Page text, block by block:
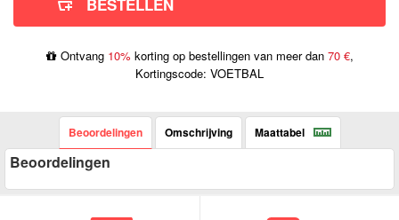
Ontvang 10% korting op bestellingen van meer dan 70 €,
Kortingscode: VOETBAL
Beoordelingen Omschrijving Maattabel
Beoordelingen